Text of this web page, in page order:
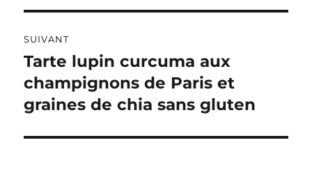
:
SUIVANT
Publication
suivante :
Tarte lupin curcuma aux
champignons de Paris et
graines de chia sans gluten